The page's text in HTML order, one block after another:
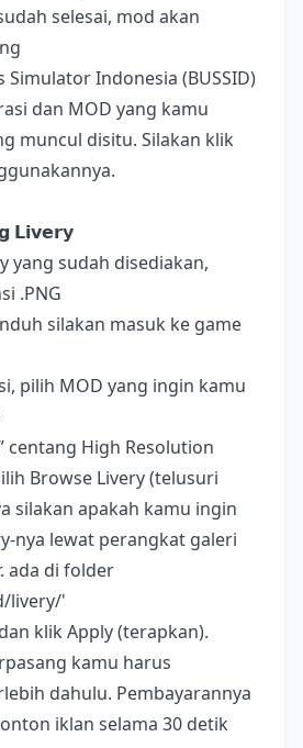
selesai, mod akan
Simulator Indonesia (BUSSID)
dan MOD yang kamu
muncul disitu. Silakan klik
𝗟𝗶𝘃𝗲𝗿𝘆
yang sudah disediakan,
.PNG
silakan masuk ke game
pilih MOD yang ingin kamu
centang High Resolution
Browse Livery (telusuri
silakan apakah kamu ingin
nya lewat perangkat galeri
ada di folder
livery/'
klik Apply (terapkan).
kamu harus
dahulu. Pembayarannya
iklan selama 30 detik